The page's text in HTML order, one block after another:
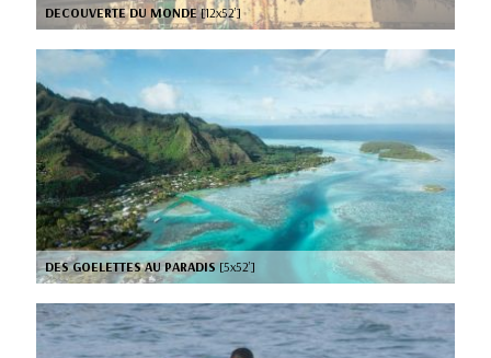
DECOUVERTE DU MONDE[12x52’]
DES GOELETTES AU PARADIS[5x52’]